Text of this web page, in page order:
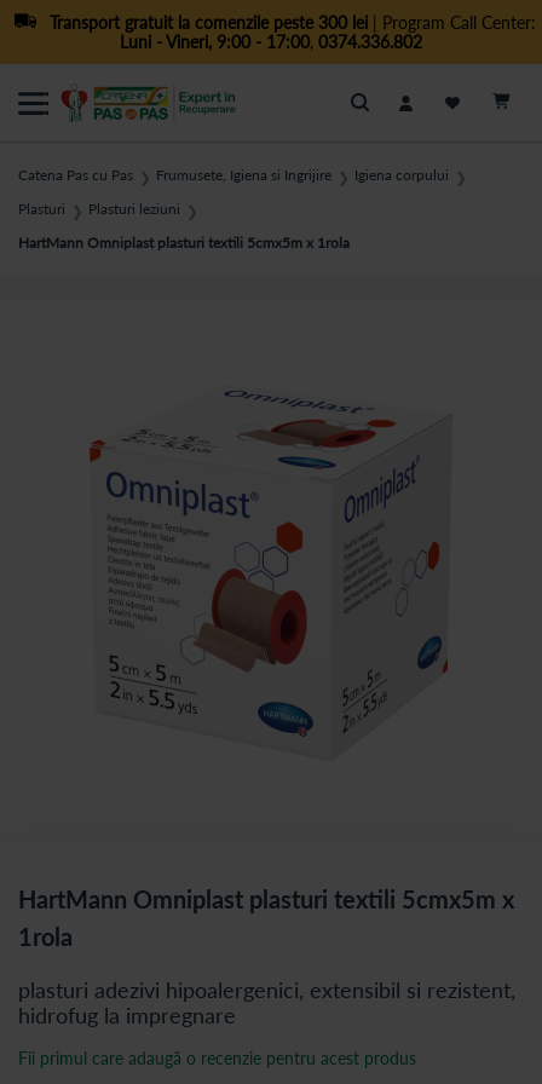
Transport gratuit la comenzile peste 300 lei| Program Call Center:
Luni - Vineri, 9:00 - 17:00, 0374.336.802
Cautare
Catena Pas cu Pas ❯ Frumusete, Igiena si Ingrijire ❯ Igiena corpului ❯
Plasturi ❯ Plasturi leziuni ❯
HartMann Omniplast plasturi textili 5cmx5m x 1rola
HartMann Omniplast plasturi textili 5cmx5m x
1rola
plasturi adezivi hipoalergenici, extensibil si rezistent,
hidrofug la impregnare
Fii primul care adaugă o recenzie pentru acest produs